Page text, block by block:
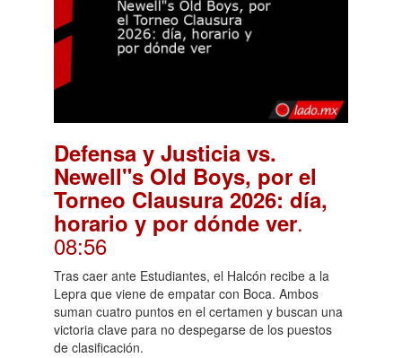
Defensa y Justicia vs.
Newell"s Old Boys, por el
Torneo Clausura 2026: día,
horario y por dónde ver.
08:56
Tras caer ante Estudiantes, el Halcón recibe a la
Lepra que viene de empatar con Boca. Ambos
suman cuatro puntos en el certamen y buscan una
victoria clave para no despegarse de los puestos
de clasificación.